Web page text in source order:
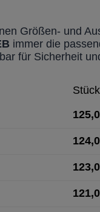
Größen- und
immer die
für Sicherheit